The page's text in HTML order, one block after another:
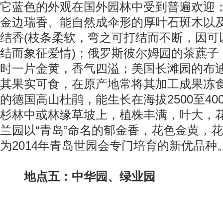
它蓝色的外观在国外园林中受到普遍欢迎
金边瑞香、能自然成伞形的厚叶石斑木以
结香(枝条柔软，弯之可打结而不断，因
结而象征爱情)；俄罗斯彼尔姆园的茶藨
时一片金黄，香气四溢；美国长滩园的布
其果实可食，在原产地常将其加工成果冻
的德国高山杜鹃，能生长在海拔2500至
杉林中或林缘草坡上，植株丰满，叶大，
兰园以“青岛”命名的郁金香，花色金黄，
为2014年青岛世园会专门培育的新优品种
地点五：中华园、绿业园